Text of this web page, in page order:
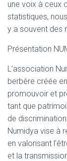
une voix à ceux
statistiques,
y a souvent des
Présentation
L’association
berbère créée
promouvoir et
tant que
de
Numidya vise à
en valorisant
et la